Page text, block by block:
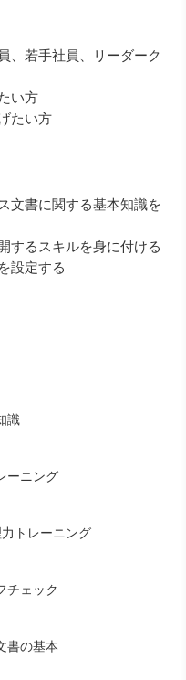
、若手社員、リーダーク
い方
たい方
文書に関する基本知識を
するスキルを身に付ける
設定する
識
ーニング
トレーニング
チェック
書の基本